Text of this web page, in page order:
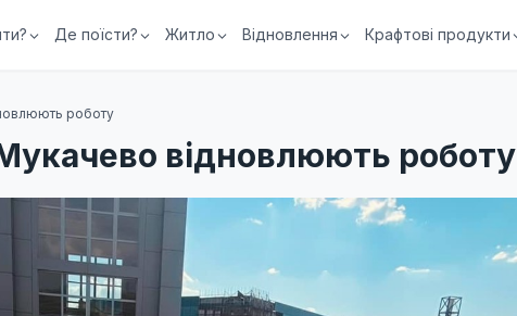
Де поїсти? Житло Відновлення Крафтові продукти
роботу
відновлюють роботу